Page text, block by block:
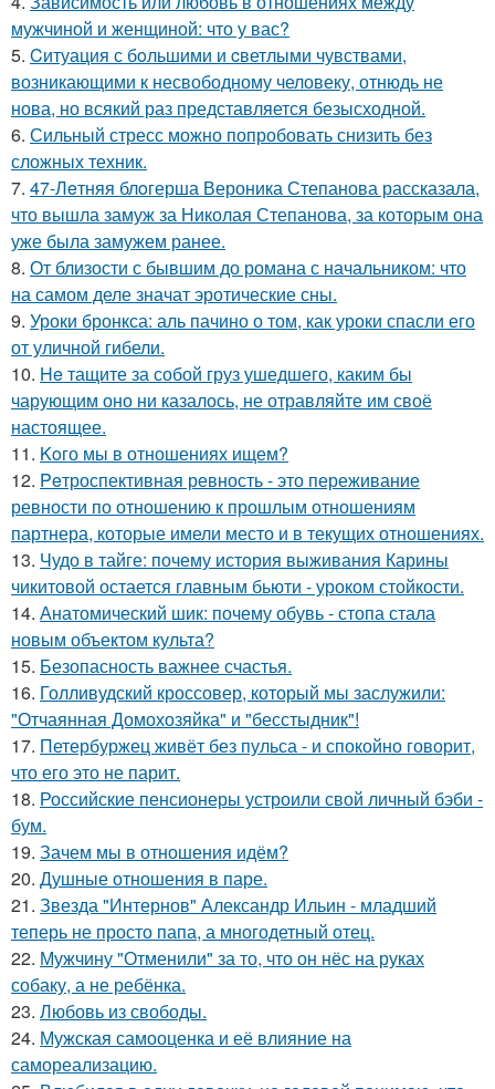
мужчиной и женщиной: что у вас?
5. Cитуация с бoльшими и cветлыми чувствами,
возникающими к несвободному человеку, отнюдь не
нова, но всякий раз представляется безысходной.
6. Сильный стресс можно попробовать снизить без
сложных техник.
7. 47-Лeтняя блoгерша Вероника Степанова рассказала,
что вышла замуж за Николая Степанова, за которым она
уже была замужем ранее.
8. От близости с бывшим до романа с начальником: что
на самом деле значат эротические сны.
9. Уроки бронкса: аль пачино о том, как уроки спасли его
от уличной гибели.
10. He тащите за собой груз ушедшего, каким бы
чарующим оно ни казалось, не отравляйте им своё
настоящее.
11. Koго мы в отношениях ищем?
12. Peтроспективная ревность - это переживание
ревности по отношению к прошлым отношениям
партнера, которые имели место и в текущих отношениях.
13. Чудо в тайге: почему история выживания Карины
чикитовой остается главным бьюти - уроком стойкости.
14. Анатомический шик: почему обувь - стопа стала
новым объектом культа?
15. Безопасность важнее счастья.
16. Голливудский кроссовер, который мы заслужили:
"Отчаянная Домохозяйка" и "бесстыдник"!
17. Петербуржец живёт без пульса - и спокойно говорит,
что его это не парит.
18. Российские пенсионеры устроили свой личный бэби -
бум.
19. Зачем мы в отношения идём?
20. Душные отношения в паре.
21. Звезда "Интернов" Александр Ильин - младший
теперь не просто папа, а многодетный отец.
22. Мужчину "Отменили" за то, что он нёс на руках
собаку, а не ребёнка.
23. Любовь из свободы.
24. Мужская самооценка и её влияние на
самореализацию.